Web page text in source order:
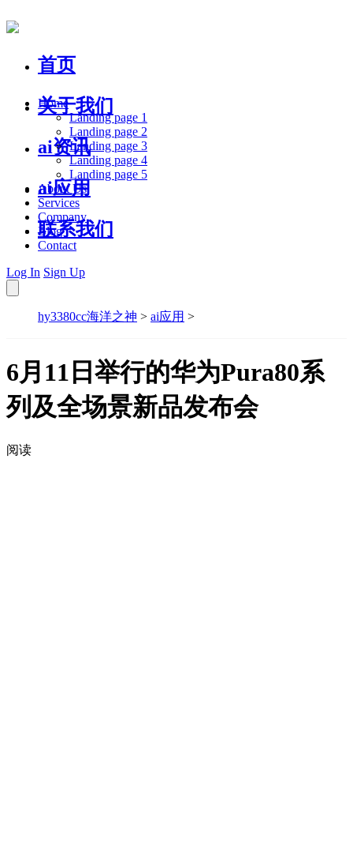
首页
关于我们
ai资讯
ai应用
联系我们
Home
Landing page 1
Landing page 2
Landing page 3
Landing page 4
Landing page 5
About Us
Services
Company
Blog
Contact
Log In Sign Up
hy3380cc海洋之神 > ai应用 >
6月11日举行的华为Pura80系
列及全场景新品发布会
阅读